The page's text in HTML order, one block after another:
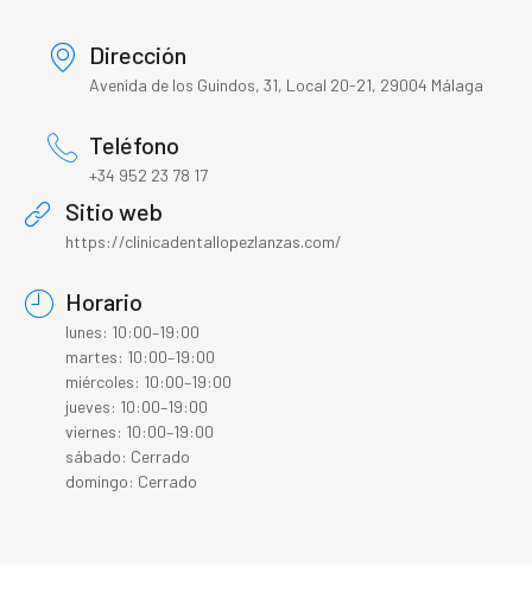
Dirección
Avenida de los Guindos, 31, Local 20-21, 29004 Málaga
Teléfono
+34 952 23 78 17
Sitio web
https://clinicadentallopezlanzas.com/
Horario
lunes: 10:00–19:00
martes: 10:00–19:00
miércoles: 10:00–19:00
jueves: 10:00–19:00
viernes: 10:00–19:00
sábado: Cerrado
domingo: Cerrado